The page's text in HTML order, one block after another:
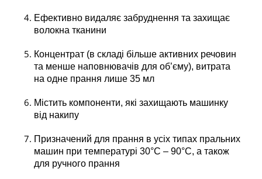
Ефективно видаляє забруднення та захищає
волокна тканини
Концентрат (в складі більше активних речовин
та менше наповнювачів для об’єму), витрата
на одне прання лише 35 мл
Містить компоненти, які захищають машинку
від накипу
Призначений для прання в усіх типах пральних
машин при температурі 30°С – 90°С, а також
для ручного прання